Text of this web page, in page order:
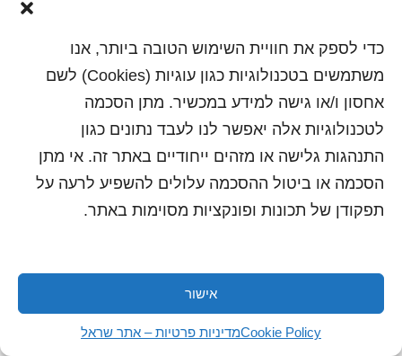
כדי לספק את חוויית השימוש הטובה ביותר, אנו
משתמשים בטכנולוגיות כגון עוגיות (Cookies) לשם
אחסון ו/או גישה למידע במכשיר. מתן הסכמה
לטכנולוגיות אלה יאפשר לנו לעבד נתונים כגון
התנהגות גלישה או מזהים ייחודיים באתר זה. אי מתן
הסכמה או ביטול ההסכמה עלולים להשפיע לרעה על
תפקודן של תכונות ופונקציות מסוימות באתר.
אישור
Cookie Policyמדיניות פרטיות – אתר שראל
שלח לחבר
כל הזכויות שמורות לשראל 2018 | עיצוב ותכנות: סטודיו
"היוצרים"